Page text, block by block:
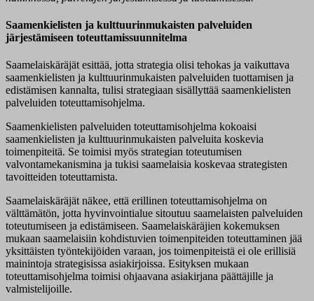
Saamenkielisten ja kulttuurinmukaisten palveluiden
järjestämiseen toteuttamissuunnitelma
Saamelaiskäräjät esittää, jotta strategia olisi tehokas ja vaikuttava
saamenkielisten ja kulttuurinmukaisten palveluiden tuottamisen ja
edistämisen kannalta, tulisi strategiaan sisällyttää saamenkielisten
palveluiden toteuttamisohjelma.
Saamenkielisten palveluiden toteuttamisohjelma kokoaisi
saamenkielisten ja kulttuurinmukaisten palveluita koskevia
toimenpiteitä. Se toimisi myös strategian toteutumisen
valvontamekanismina ja tukisi saamelaisia koskevaa strategisten
tavoitteiden toteuttamista.
Saamelaiskäräjät näkee, että erillinen toteuttamisohjelma on
välttämätön, jotta hyvinvointialue sitoutuu saamelaisten palveluiden
toteutumiseen ja edistämiseen. Saamelaiskäräjien kokemuksen
mukaan saamelaisiin kohdistuvien toimenpiteiden toteuttaminen jää
yksittäisten työntekijöiden varaan, jos toimenpiteistä ei ole erillisiä
mainintoja strategisissa asiakirjoissa. Esityksen mukaan
toteuttamisohjelma toimisi ohjaavana asiakirjana päättäjille ja
valmistelijoille.